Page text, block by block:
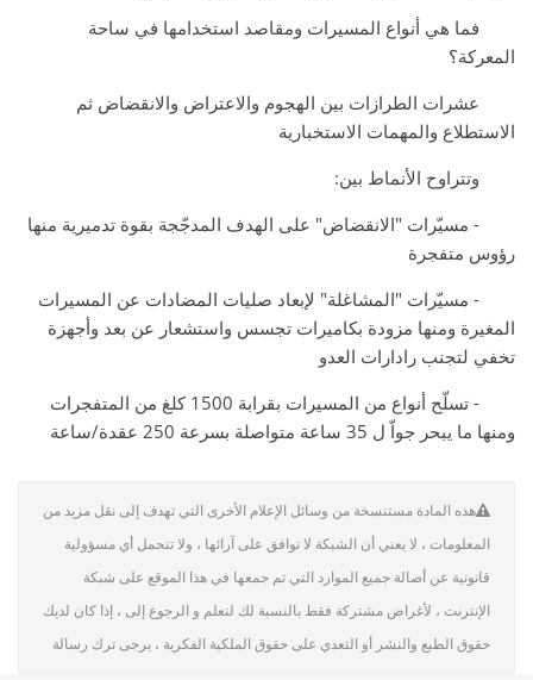
فما هي أنواع المسيرات ومقاصد استخدامها في ساحة
المعركة؟
عشرات الطرازات بين الهجوم والاعتراض والانقضاض ثم
الاستطلاع والمهمات الاستخبارية
وتتراوح الأنماط بين:
- مسيّرات "الانقضاض" على الهدف المدجّجة بقوة تدميرية منها
رؤوس متفجرة
- مسيّرات "المشاغلة" لإبعاد صليات المضادات عن المسيرات
المغيرة ومنها مزودة بكاميرات تجسس واستشعار عن بعد وأجهزة
تخفي لتجنب رادارات العدو
- تسلّح أنواع من المسيرات بقرابة 1500 كلغ من المتفجرات
ومنها ما يبحر جواّ ل 35 ساعة متواصلة بسرعة 250 عقدة/ساعة
هذه المادة مستنسخة من وسائل الإعلام الأخرى التي تهدف إلى نقل مزيد من
المعلومات ، لا يعني أن الشبكة لا توافق على آرائها ، ولا تتحمل أي مسؤولية
قانونية عن أصالة جميع الموارد التي تم جمعها في هذا الموقع على شبكة
الإنترنت ، لأغراض مشتركة فقط بالنسبة لك لتعلم و الرجوع إلى ، إذا كان لديك
حقوق الطبع والنشر أو التعدي على حقوق الملكية الفكرية ، يرجى ترك رسالة